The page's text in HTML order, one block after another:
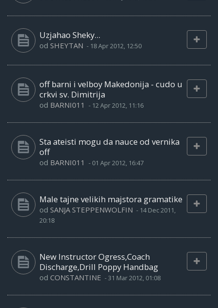
Uzjahao Sheky...
od SHEYTAN - 18 Apr 2012, 12:50
off barni i velboy Makedonija - cudo u
crkvi sv. Dimitrija
od BARNI011 - 12 Apr 2012, 11:16
Sta ateisti mogu da nauce od vernika
off
od BARNI011 - 01 Apr 2012, 16:47
Male tajne velikih majstora gramatike
od SANJA STEPPENWOLFIN - 14 Dec 2011,
20:18
New Instructor Ogress,Coach
Discharge,Drill Poppy Handbag
od CONSTANTINE -31 Mar 2012, 01:08